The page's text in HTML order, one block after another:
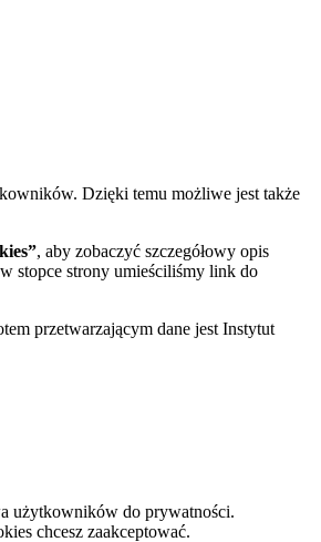
Dzięki temu możliwe jest także
, aby zobaczyć szczegółowy opis
stopce strony umieściliśmy link do
przetwarzającym dane jest Instytut
użytkowników do prywatności.
chcesz zaakceptować.